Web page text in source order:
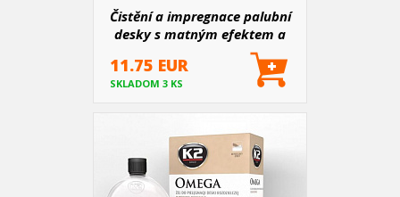
Čistění a impregnace palubní
desky s matným efektem a
vůní kokosu Billionaire 500 ml
11.75 EUR
SKLADOM 3 KS